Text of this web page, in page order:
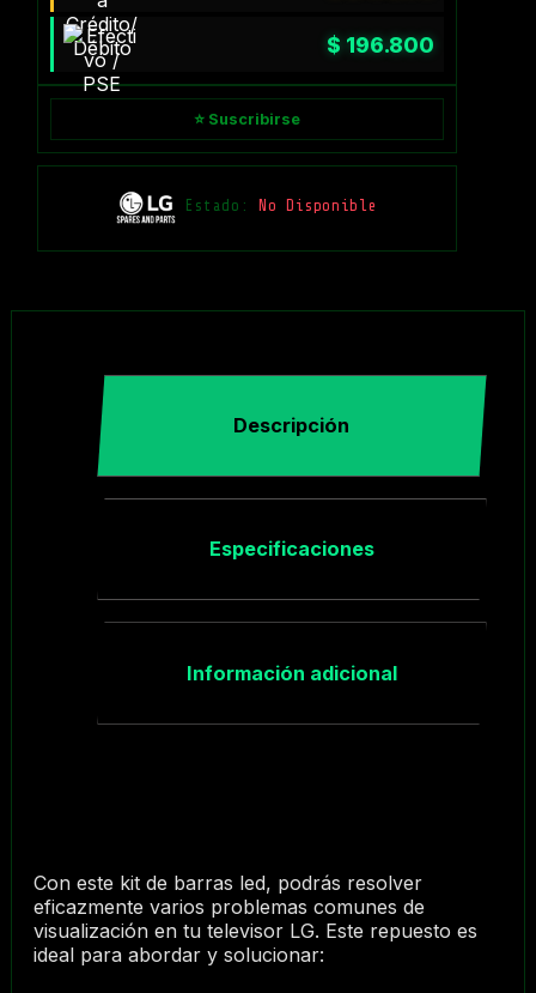
$ 196.800
⭐ Suscribirse
Estado: No Disponible
Descripción
Especificaciones
Información adicional
Con este kit de barras led, podrás resolver
eficazmente varios problemas comunes de
visualización en tu televisor LG. Este repuesto es
ideal para abordar y solucionar: